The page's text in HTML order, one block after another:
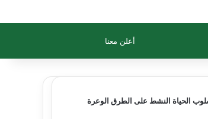
أعلن معنا
الحياة النشط على الطرق الوعرة